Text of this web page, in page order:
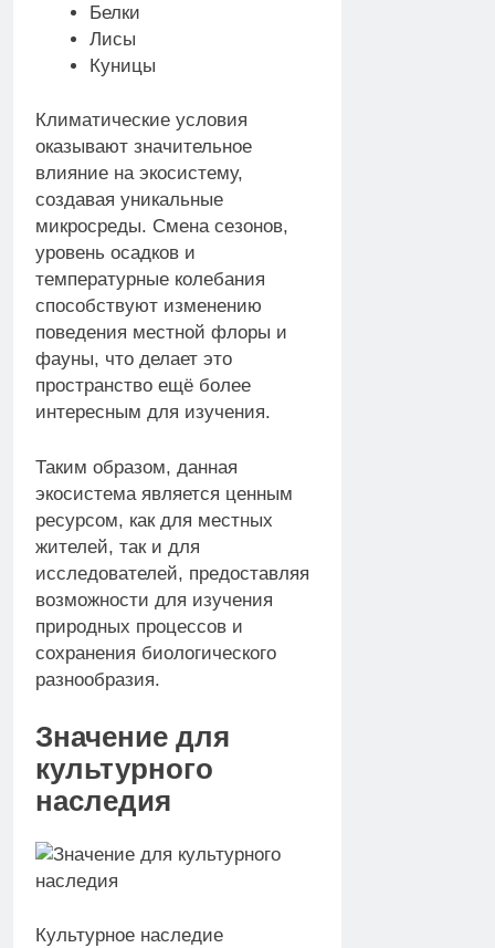
Белки
Лисы
Куницы
Климатические условия
оказывают значительное
влияние на экосистему,
создавая уникальные
микросреды. Смена сезонов,
уровень осадков и
температурные колебания
способствуют изменению
поведения местной флоры и
фауны, что делает это
пространство ещё более
интересным для изучения.
Таким образом, данная
экосистема является ценным
ресурсом, как для местных
жителей, так и для
исследователей, предоставляя
возможности для изучения
природных процессов и
сохранения биологического
разнообразия.
Значение для
культурного
наследия
Культурное наследие